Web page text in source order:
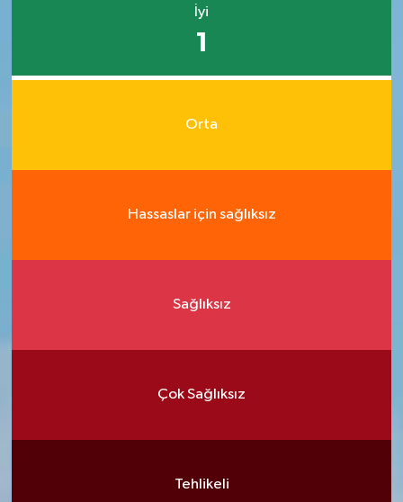
İyi
1
Orta
Hassaslar için sağlıksız
Sağlıksız
Çok Sağlıksız
Tehlikeli